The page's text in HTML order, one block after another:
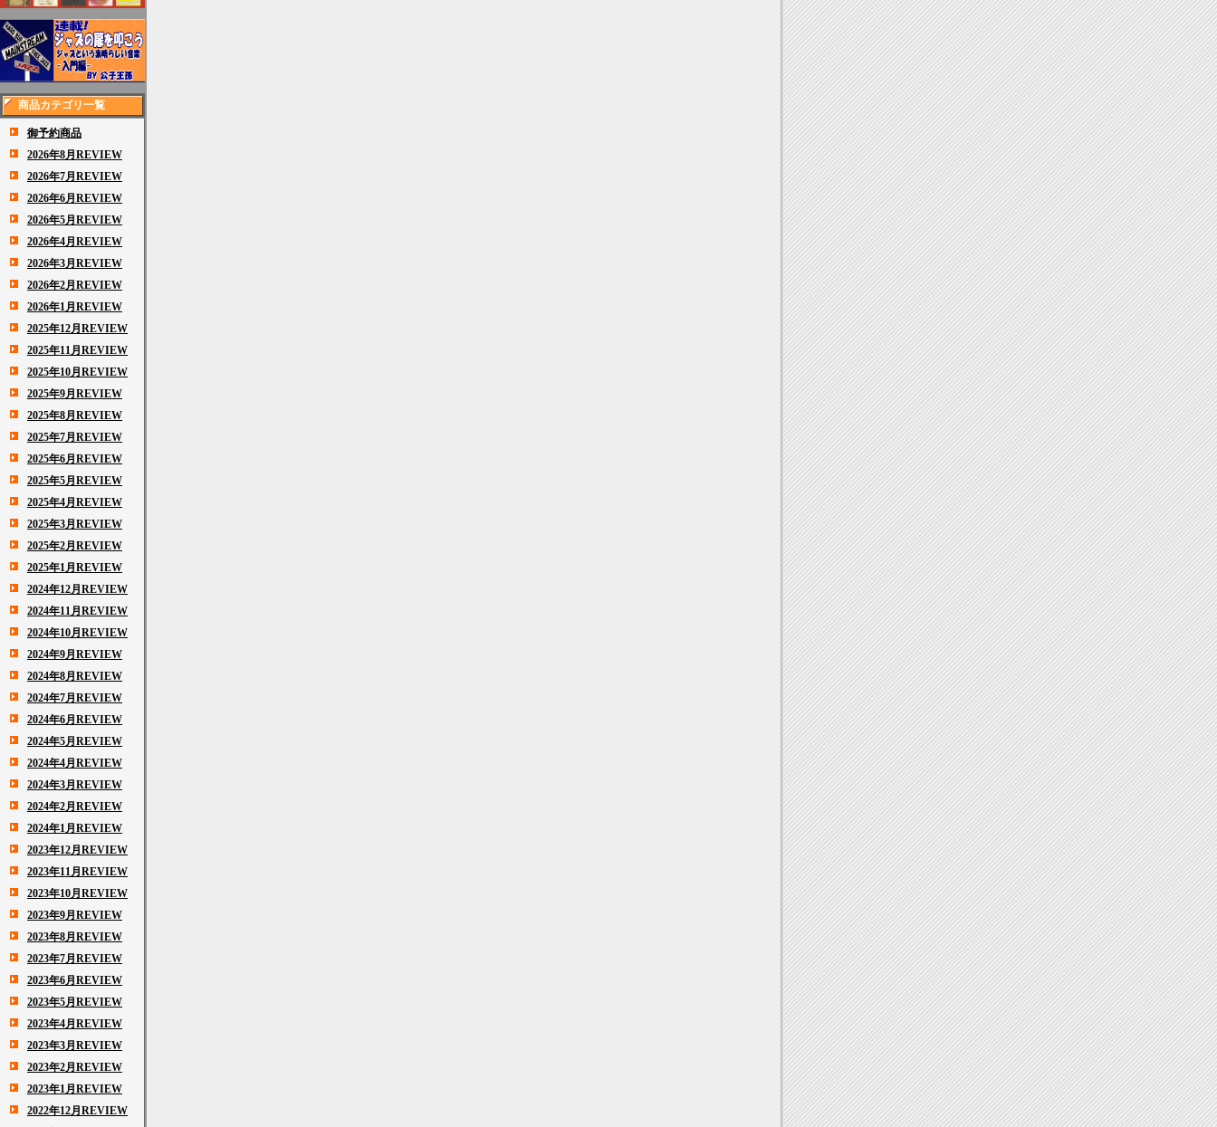
商品カテゴリ一覧
御予約商品
2026年8月REVIEW
2026年7月REVIEW
2026年6月REVIEW
2026年5月REVIEW
2026年4月REVIEW
2026年3月REVIEW
2026年2月REVIEW
2026年1月REVIEW
2025年12月REVIEW
2025年11月REVIEW
2025年10月REVIEW
2025年9月REVIEW
2025年8月REVIEW
2025年7月REVIEW
2025年6月REVIEW
2025年5月REVIEW
2025年4月REVIEW
2025年3月REVIEW
2025年2月REVIEW
2025年1月REVIEW
2024年12月REVIEW
2024年11月REVIEW
2024年10月REVIEW
2024年9月REVIEW
2024年8月REVIEW
2024年7月REVIEW
2024年6月REVIEW
2024年5月REVIEW
2024年4月REVIEW
2024年3月REVIEW
2024年2月REVIEW
2024年1月REVIEW
2023年12月REVIEW
2023年11月REVIEW
2023年10月REVIEW
2023年9月REVIEW
2023年8月REVIEW
2023年7月REVIEW
2023年6月REVIEW
2023年5月REVIEW
2023年4月REVIEW
2023年3月REVIEW
2023年2月REVIEW
2023年1月REVIEW
2022年12月REVIEW